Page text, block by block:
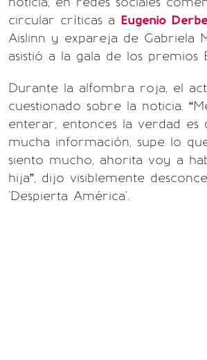
circular críticas a Eugenio
Aislinn y expareja de Gabriela
asistió a la gala de los premios
Durante la alfombra roja, el
cuestionado sobre la noticia.
enterar, entonces la verdad es
mucha información, supe lo
siento mucho, ahorita voy a
hija”, dijo visiblemente
'Despierta América'.